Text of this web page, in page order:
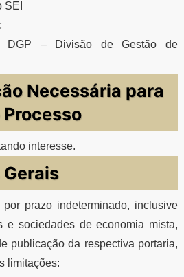
DGP – Divisão de Gestão de
Necessária para
interesse.
prazo indeterminado, inclusive
e sociedades de economia mista,
publicação da respectiva portaria,
limitações: